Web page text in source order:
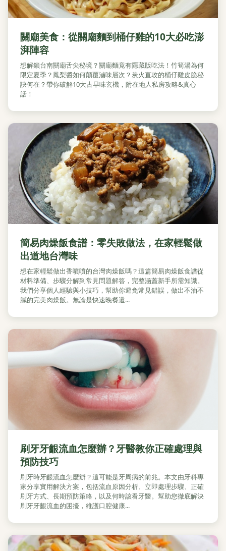
關廟美食：從關廟麵到桶仔雞的10大必吃澎
湃陣容
想解鎖台南關廟舌尖秘境？關廟麵竟有隱藏版吃法！竹筍湯為何
限定夏季？鳳梨醬如何顛覆滷味層次？炭火直攻的桶仔雞皮脆秘
訣何在？帶你破解10大古早味玄機，附在地人私房攻略&真心
話！
簡易肉燥飯食譜：零失敗做法，在家輕鬆做
出道地台灣味
想在家輕鬆做出香噴噴的台灣肉燥飯嗎？這篇簡易肉燥飯食譜從
材料準備、步驟分解到常見問題解答，完整涵蓋新手所需知識。
我們分享個人經驗與小技巧，幫助你避免常見錯誤，做出不油不
膩的完美肉燥飯。無論是快速晚餐還...
刷牙牙齦流血怎麼辦？牙醫教你正確處理與
預防技巧
刷牙時牙齦流血怎麼辦？這可能是牙周病的前兆。本文由牙科專
家分享實用解決方案，包括流血原因分析、立即處理步驟、正確
刷牙方式、長期預防策略，以及何時該看牙醫。幫助您徹底解決
刷牙牙齦流血的困擾，維護口腔健康...